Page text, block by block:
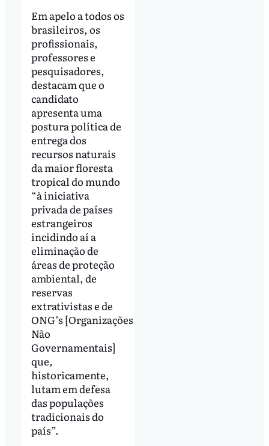
Em apelo a todos os
brasileiros, os
profissionais,
professores e
pesquisadores,
destacam que o
candidato
apresenta uma
postura política de
entrega dos
recursos naturais
da maior floresta
tropical do mundo
“à iniciativa
privada de países
estrangeiros
incidindo aí a
eliminação de
áreas de proteção
ambiental, de
reservas
extrativistas e de
ONG’s [Organizações
Não
Governamentais]
que,
historicamente,
lutam em defesa
das populações
tradicionais do
país”.